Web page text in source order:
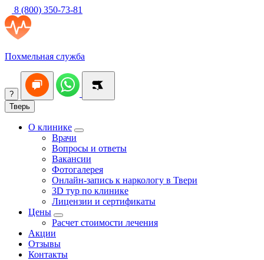
8 (800) 350-73-81
Похмельная служба
?
Тверь
О клинике
Врачи
Вопросы и ответы
Вакансии
Фотогалерея
Онлайн-запись к наркологу в Твери
3D тур по клинике
Лицензии и сертификаты
Цены
Расчет стоимости лечения
Акции
Отзывы
Контакты